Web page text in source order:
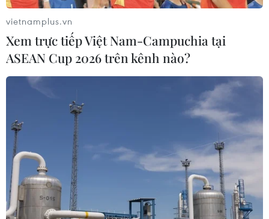
#Đổi mới toàn diện ngành Y tế
#Bộ y tế
#Chăm sóc sức khỏe
#COVID-19
#Khám chữa bệnh
vietnamplus.vn
Xem trực tiếp Việt Nam-Campuchia tại
ASEAN Cup 2026 trên kênh nào?